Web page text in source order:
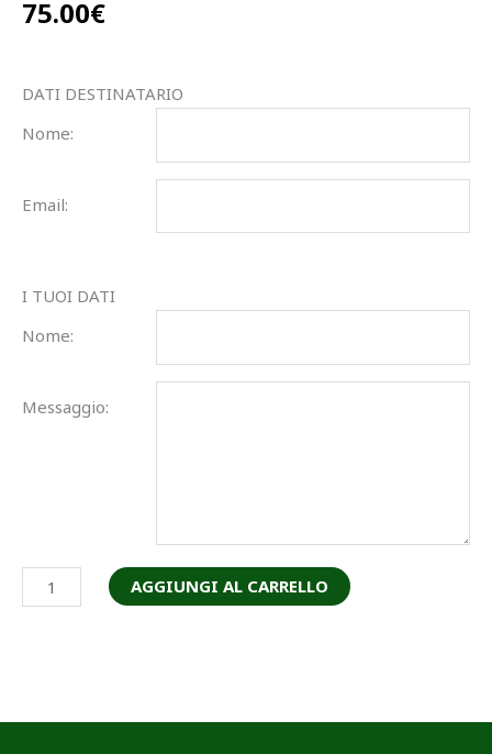
75.00€
DATI DESTINATARIO
Nome:
Email:
I TUOI DATI
Nome:
Messaggio:
AGGIUNGI AL CARRELLO